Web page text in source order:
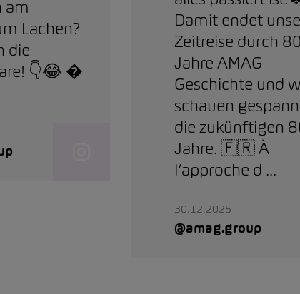
am
Lachen?
die
👇😂 
Damit endet
Zeitreise durch 80
Jahre AMAG
Geschichte und
schauen
die zukünftigen
Jahre. 🇫🇷 À
l’approche d ...
30.12.2025
@amag.group